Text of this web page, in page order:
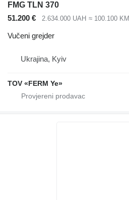
FMG TLN 370
51.200 €
2.634.000 UAH ≈ 100.100 KM
Vučeni grejder
Ukrajina, Kyiv
TOV «FERM Ye»